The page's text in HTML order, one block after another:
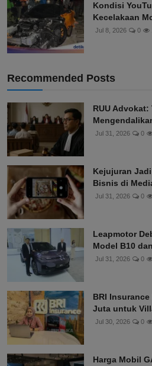
Kondisi
Kecelakaan
Jul 8, 2026 0
Recommended Posts
RUU
Jul 31, 2026 0
Kejujuran
Bisnis di
Jul 31, 2026 0
Leapmotor
Model B10
Jul 31, 2026 0
BRI
Juta untuk
Jul 30, 2026 0
Harga Mobil